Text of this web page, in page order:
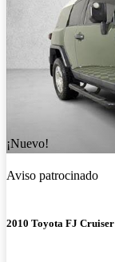
¡Nuevo!
Aviso patrocinado
2010 Toyota FJ Cruiser